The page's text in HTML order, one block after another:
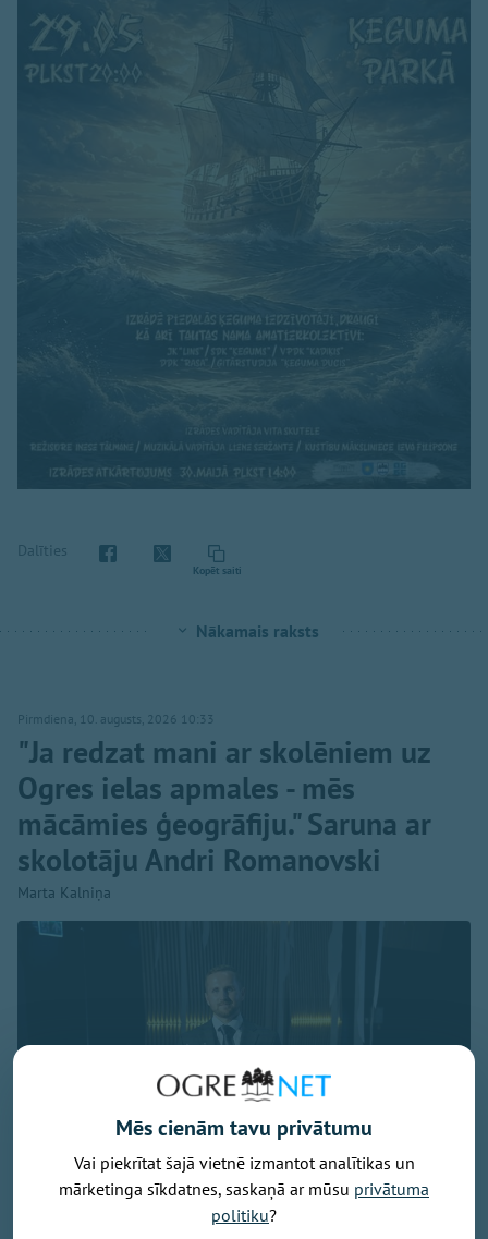
Dalīties
Kopēt saiti
Nākamais raksts
Pirmdiena, 10. augusts, 2026 10:33
"Ja redzat mani ar skolēniem uz
Ogres ielas apmales - mēs
mācāmies ģeogrāfiju." Saruna ar
skolotāju Andri Romanovski
Marta Kalniņa
Mēs cienām tavu privātumu
Vai piekrītat šajā vietnē izmantot analītikas un
mārketinga sīkdatnes, saskaņā ar mūsu privātuma
politiku?